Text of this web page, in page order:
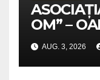
OM” –
/VIDEO
AUG. 3, 2026